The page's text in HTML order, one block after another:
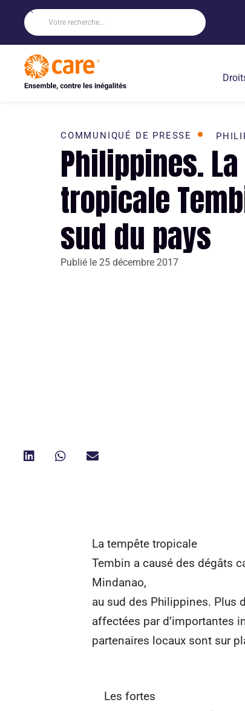
COMMUNIQUÉ DE PRESSE
Philippines.
tropicale
sud du pays
Publié le 25 décembre 2017
La tempête tropicale
Tembin a causé des dégâts
Mindanao,
au sud des Philippines. Plus
affectées par d’importantes
partenaires locaux sont sur
Les fortes